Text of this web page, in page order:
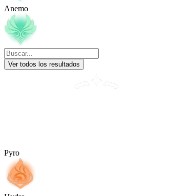
Anemo
Ver todos los resultados
Pyro